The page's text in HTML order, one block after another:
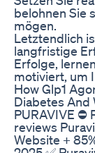
belohnen Sie
mögen.
Letztendlich
langfristige
Erfolge,
motiviert, um
How Glp1
Diabetes And
PURAVIVE
reviews
Website +